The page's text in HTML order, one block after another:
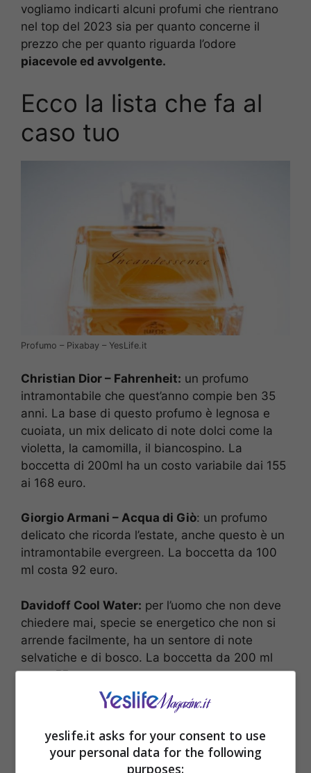
vogliamo indicarti alcuni profumi che rientrano
nel top del 2023 sia per quanto concerne il
prezzo che per quanto riguarda l’odore
piacevole ed avvolgente.
Ecco la lista che fa al
caso tuo
Profumo – Pixabay – YesLife.it
Christian Dior – Fahrenheit: un profumo
intramontabile che quest’anno compie ben 35
anni. La base di questo profumo è legnosa e
cuoiata, un mix delicato di note dolci come la
violetta, la camomilla, il biancospino. La
boccetta di 200ml ha un costo variabile dai 155
ai 168 euro.
Giorgio Armani – Acqua di Giò: un profumo
delicato che ricorda l’estate, anche questo è un
intramontabile evergreen. La boccetta da 100
ml costa 92 euro.
Davidoff Cool Water: per l’uomo che non deve
chiedere mai, specie se energetico che non si
arrende facilmente, ha un sentore di note
selvatiche e di bosco. La boccetta da 200 ml
costa 55 euro.
yeslife.it asks for your consent to use
your personal data for the following
purposes: